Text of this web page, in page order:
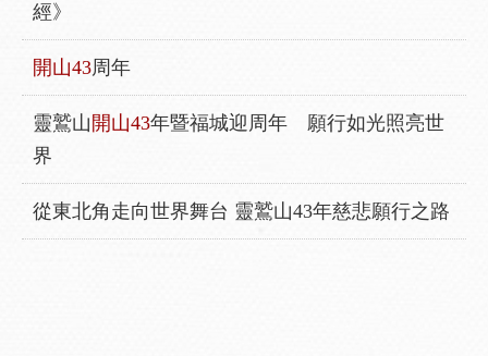
經》
開山43周年
靈鷲山 開山43年暨福城迎周年 願行如光照亮世
界
從東北角走向世界舞台 靈鷲山43年慈悲願行之路